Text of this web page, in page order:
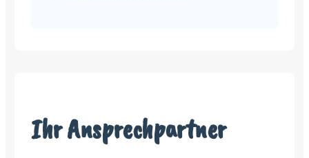
Ihr Ansprechpartner